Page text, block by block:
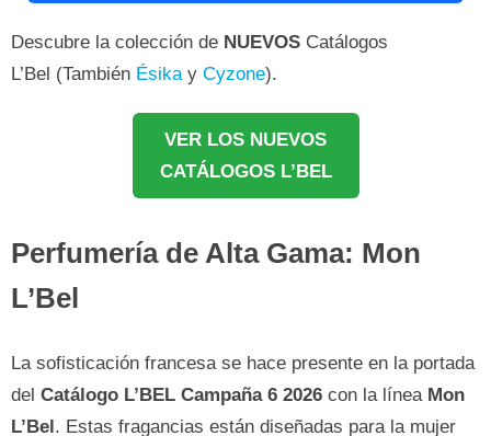
Descubre la colección de NUEVOS Catálogos
L’Bel (También Ésikay Cyzone).
VER LOS NUEVOS
CATÁLOGOS L’BEL
Perfumería de Alta Gama: Mon
L’Bel
La sofisticación francesa se hace presente en la portada
del Catálogo L’BEL Campaña 6 2026 con la línea Mon
L’Bel. Estas fragancias están diseñadas para la mujer